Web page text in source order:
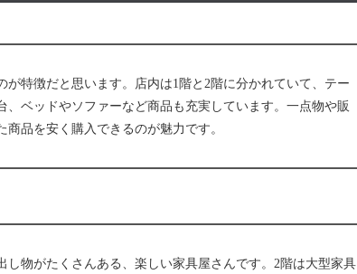
が特徴だと思います。店内は1階と2階に分かれていて、テー
、ベッドやソファーなど商品も充実しています。一点物や販
商品を安く購入できるのが魅力です。
し物がたくさんある、楽しい家具屋さんです。2階は大型家具